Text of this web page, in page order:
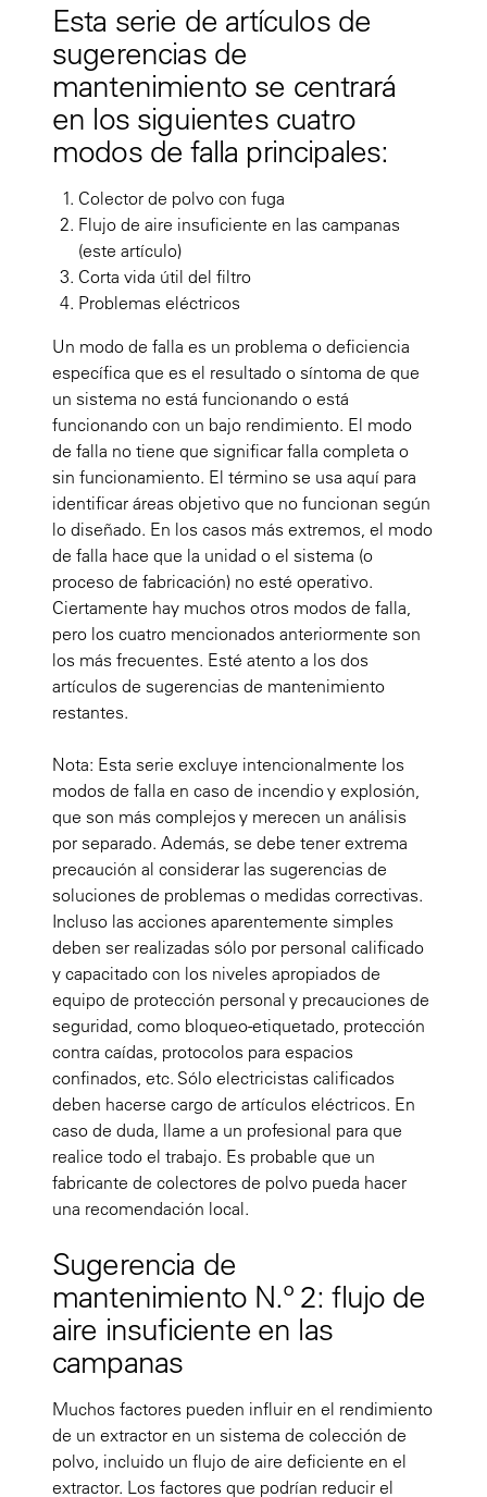
Esta serie de artículos de
sugerencias de
mantenimiento se centrará
en los siguientes cuatro
modos de falla principales:
Colector de polvo con fuga
Flujo de aire insuficiente en las campanas
(este artículo)
Corta vida útil del filtro
Problemas eléctricos
Un modo de falla es un problema o deficiencia
específica que es el resultado o síntoma de que
un sistema no está funcionando o está
funcionando con un bajo rendimiento. El modo
de falla no tiene que significar falla completa o
sin funcionamiento. El término se usa aquí para
identificar áreas objetivo que no funcionan según
lo diseñado. En los casos más extremos, el modo
de falla hace que la unidad o el sistema (o
proceso de fabricación) no esté operativo.
Ciertamente hay muchos otros modos de falla,
pero los cuatro mencionados anteriormente son
los más frecuentes. Esté atento a los dos
artículos de sugerencias de mantenimiento
restantes.
Nota: Esta serie excluye intencionalmente los
modos de falla en caso de incendio y explosión,
que son más complejos y merecen un análisis
por separado. Además, se debe tener extrema
precaución al considerar las sugerencias de
soluciones de problemas o medidas correctivas.
Incluso las acciones aparentemente simples
deben ser realizadas sólo por personal calificado
y capacitado con los niveles apropiados de
equipo de protección personal y precauciones de
seguridad, como bloqueo-etiquetado, protección
contra caídas, protocolos para espacios
confinados, etc. Sólo electricistas calificados
deben hacerse cargo de artículos eléctricos. En
caso de duda, llame a un profesional para que
realice todo el trabajo. Es probable que un
fabricante de colectores de polvo pueda hacer
una recomendación local.
Sugerencia de
mantenimiento N.º 2: flujo de
aire insuficiente en las
campanas
Muchos factores pueden influir en el rendimiento
de un extractor en un sistema de colección de
polvo, incluido un flujo de aire deficiente en el
extractor. Los factores que podrían reducir el